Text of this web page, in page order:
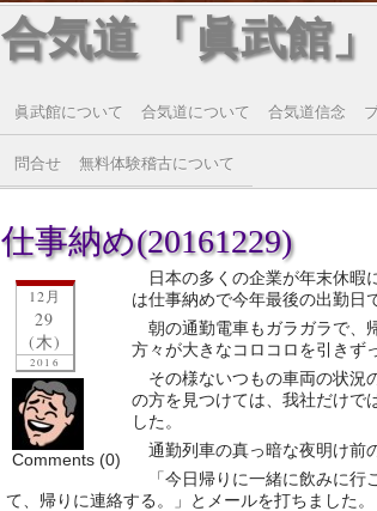
合気道 「眞武館
眞武館について 合気道について 合気道信念
問合せ 無料体験稽古について
仕事納め(20161229)
12月
29
(木)
2016
Comments (0)
日本の多くの企業が年末休暇
は仕事納めで今年最後の出勤日
朝の通勤電車もガラガラで、
方々が大きなコロコロを引きず
その様ないつもの車両の状況
の方を見つけては、我社だけで
した。
通勤列車の真っ暗な夜明け前
「今日帰りに一緒に飲みに
て、帰りに連絡する。」とメールを打ちました。